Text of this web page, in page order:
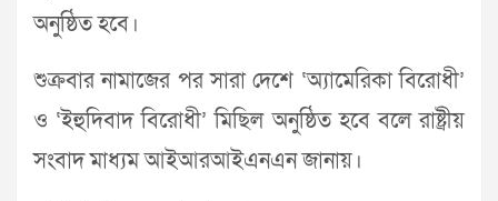
অনুষ্ঠিত হবে।
শুক্রবার নামাজের পর সারা দেশে ‘অ্যামেরিকা বিরোধী’
ও ‘ইহুদিবাদ বিরোধী’ মিছিল অনুষ্ঠিত হবে বলে রাষ্ট্রীয়
সংবাদ মাধ্যম আইআরআইএনএন জানায়।